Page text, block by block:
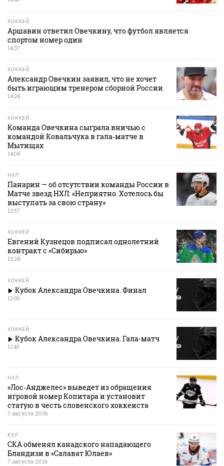
ХОККЕЙ
Аршавин ответил Овечкину, что футбол является
спортом номер один
14:37
ХОККЕЙ
Александр Овечкин заявил, что не хочет
быть играющим тренером сборной России
14:24
ХОККЕЙ
Команда Овечкина сыграла вничью с
командой Ковальчука в гала‑матче в
Мытищах
14:04
НХЛ
Панарин — об отсутствии команды России в
Матче звезд НХЛ: «Неприятно. Хотелось бы
выступать за свою страну»
13:57
ХОККЕЙ
Евгений Кузнецов подписал однолетний
контракт с «Сибирью»
13:24
ХОККЕЙ
Кубок Александра Овечкина. Финал
13:05
ХОККЕЙ
Кубок Александра Овечкина. Гала-матч
11:45
НХЛ
«Лос‑Анджелес» выведет из обращения
игровой номер Копитара и установит
статую в честь словенского хоккеиста
7 августа 20:36
КХЛ
СКА обменял канадского нападающего
Бландизи в «Салават Юлаев»
7 августа 20:16